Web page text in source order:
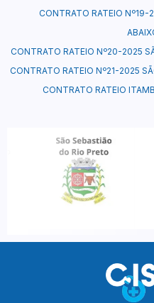
CONTRATO RATEIO
CONTRATO RATEIO Nº20-2025
CONTRATO RATEIO Nº21-2025
CONTRATO RATEIO